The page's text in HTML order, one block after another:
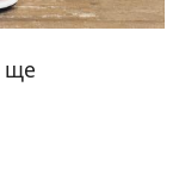
ще